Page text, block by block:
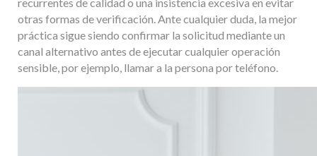
otras formas de verificación. Ante cualquier duda, la mejor
práctica sigue siendo confirmar la solicitud mediante un
canal alternativo antes de ejecutar cualquier operación
sensible, por ejemplo, llamar a la persona por teléfono.